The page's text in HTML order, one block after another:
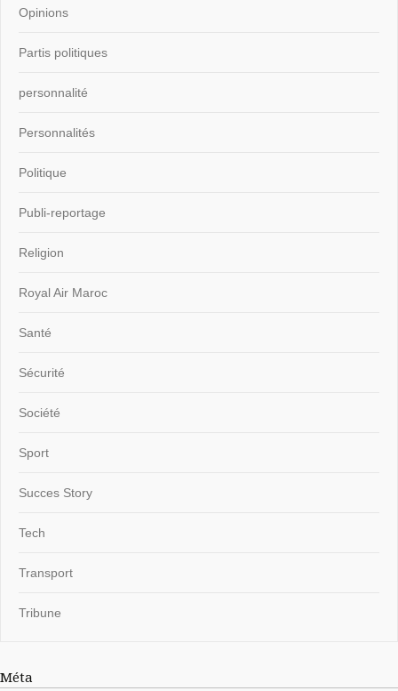
Opinions
Partis politiques
personnalité
Personnalités
Politique
Publi-reportage
Religion
Royal Air Maroc
Santé
Sécurité
Société
Sport
Succes Story
Tech
Transport
Tribune
Méta